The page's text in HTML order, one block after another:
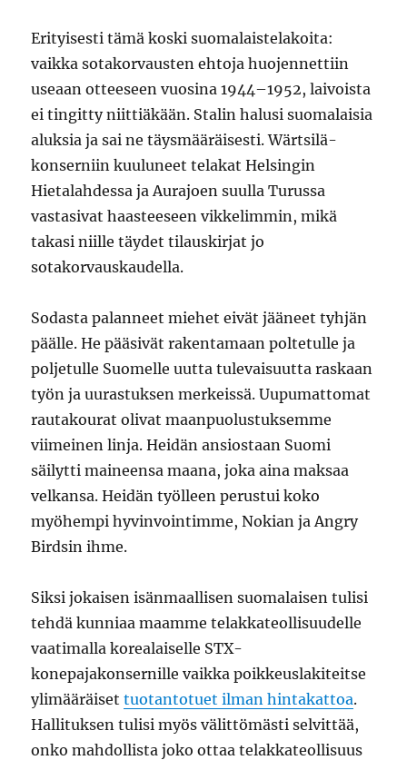
Erityisesti tämä koski suomalaistelakoita:
vaikka sotakorvausten ehtoja huojennettiin
useaan otteeseen vuosina 1944–1952, laivoista
ei tingitty niittiäkään. Stalin halusi suomalaisia
aluksia ja sai ne täysmääräisesti. Wärtsilä-
konserniin kuuluneet telakat Helsingin
Hietalahdessa ja Aurajoen suulla Turussa
vastasivat haasteeseen vikkelimmin, mikä
takasi niille täydet tilauskirjat jo
sotakorvauskaudella.
Sodasta palanneet miehet eivät jääneet tyhjän
päälle. He pääsivät rakentamaan poltetulle ja
poljetulle Suomelle uutta tulevaisuutta raskaan
työn ja uurastuksen merkeissä. Uupumattomat
rautakourat olivat maanpuolustuksemme
viimeinen linja. Heidän ansiostaan Suomi
säilytti maineensa maana, joka aina maksaa
velkansa. Heidän työlleen perustui koko
myöhempi hyvinvointimme, Nokian ja Angry
Birdsin ihme.
Siksi jokaisen isänmaallisen suomalaisen tulisi
tehdä kunniaa maamme telakkateollisuudelle
vaatimalla korealaiselle STX-
konepajakonsernille vaikka poikkeuslakiteitse
ylimääräisettuotantotuet ilman hintakattoa.
Hallituksen tulisi myös välittömästi selvittää,
onko mahdollista joko ottaa telakkateollisuus